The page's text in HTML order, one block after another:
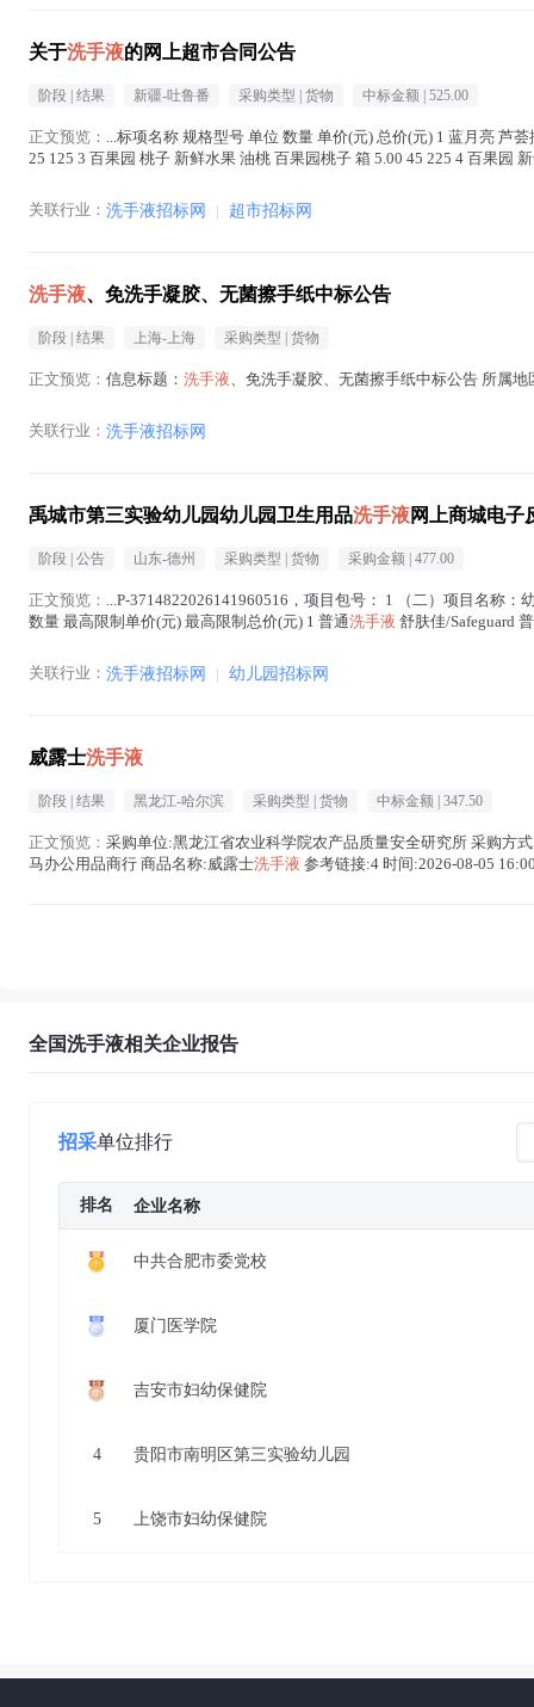
关于洗手液的网上超市合同公告
阶段 | 结果 新疆-吐鲁番 采购类型 | 货物 中标金额 | 525.00
正文预览： ...标项名称 规格型号 单位 数量 单价(元) 总价(元) 1 蓝月亮 芦
25 125 3 百果园 桃子 新鲜水果 油桃 百果园桃子 箱 5.00 45 225 4 百果园
关联行业： 洗手液招标网 | 超市招标网
洗手液、免洗手凝胶、无菌擦手纸中标公告
阶段 | 结果 上海-上海 采购类型 | 货物
正文预览： 信息标题： 洗手液、免洗手凝胶、无菌擦手纸中标公告 所属
关联行业： 洗手液招标网
禹城市第三实验幼儿园幼儿园卫生用品洗手液网上商城电子
阶段 | 公告 山东-德州 采购类型 | 货物 采购金额 | 477.00
正文预览： ...P-3714822026141960516，项目包号： 1 （二）项目名称：
数量 最高限制单价(元) 最高限制总价(元) 1 普通洗手液 舒肤佳/Safeguard
关联行业： 洗手液招标网 | 幼儿园招标网
威露士洗手液
阶段 | 结果 黑龙江-哈尔滨 采购类型 | 货物 中标金额 | 347.50
正文预览： 采购单位:黑龙江省农业科学院农产品质量安全研究所 采购方
马办公用品商行 商品名称:威露士洗手液 参考链接:4 时间:2026-08-05
全国洗手液相关企业报告
招采单位排行
排名 企业名称
中共合肥市委党校
厦门医学院
吉安市妇幼保健院
4 贵阳市南明区第三实验幼儿园
5 上饶市妇幼保健院